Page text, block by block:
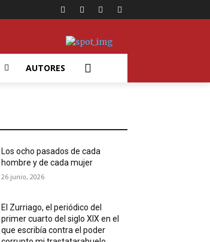
AUTORES
Los ocho pasados de cada
hombre y de cada mujer
26 junio, 2026
El Zurriago, el periódico del
primer cuarto del siglo XIX en el
que escribía contra el poder